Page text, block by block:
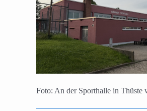
Foto: An der Sporthalle in Thüste